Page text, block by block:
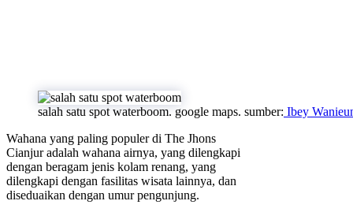
salah satu spot waterboom. google maps. sumber: Ibey
Wahana yang paling populer di The Jhons
Cianjur adalah wahana airnya, yang dilengkapi
dengan beragam jenis kolam renang, yang
dilengkapi dengan fasilitas wisata lainnya, dan
diseduaikan dengan umur pengunjung.